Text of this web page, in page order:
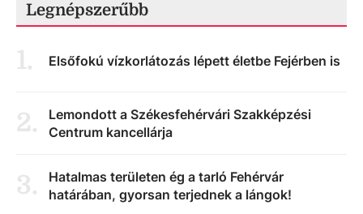
Legnépszerűbb
1. Elsőfokú vízkorlátozás lépett életbe Fejérben is
2.
Lemondott a Székesfehérvári Szakképzési
Centrum kancellárja
3.
Hatalmas területen ég a tarló Fehérvár
határában, gyorsan terjednek a lángok!